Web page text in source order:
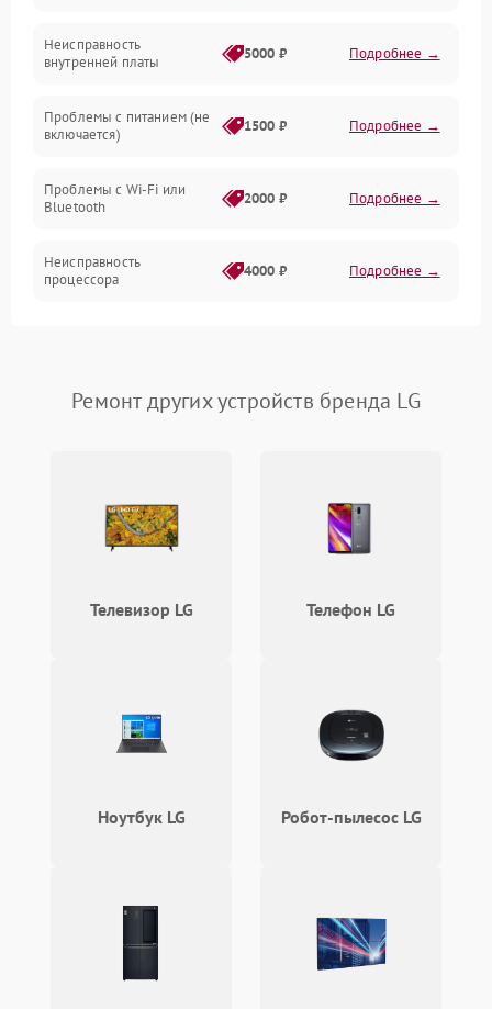
Экран
Аудиосистема
Неисправность
внутренней платы
5000 ₽ Подробнее →
Проблемы с питанием (не
включается)
1500 ₽ Подробнее →
Проблемы с Wi-Fi или
Bluetooth
2000 ₽ Подробнее →
Неисправность
процессора
4000 ₽ Подробнее →
Неисправность кнопок
800 ₽ Подробнее →
Неисправность системы
охлаждения
Подробнее →
Повреждение разъемов
Подробнее →
Ремонт других устройств бренда LG
Телевизор LG Телефон LG
Ноутбук LG Робот-пылесос LG